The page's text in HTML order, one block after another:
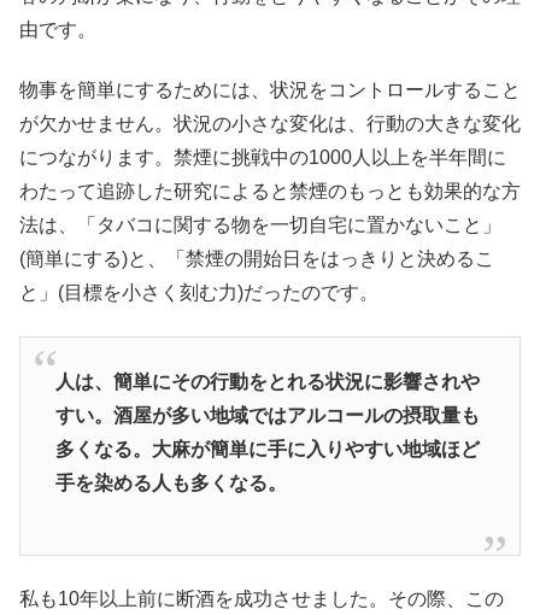
由です。
物事を簡単にするためには、状況をコントロールすること
が欠かせません。状況の小さな変化は、行動の大きな変化
につながります。禁煙に挑戦中の1000人以上を半年間に
わたって追跡した研究によると禁煙のもっとも効果的な方
法は、「 タバコに関する物を一切自宅に置かないこと」
(簡単にする)と、
「禁煙の開始日をはっきりと決めるこ
と」(目標を小さく刻む力)だったのです。
人は、 簡単にその行動をとれる状況に影響されや
すい。 酒屋が多い地域ではアルコールの摂取量も
多くなる。 大麻が簡単に手に入りやすい地域ほど
手を染める人も多くなる。
私も10年以上前に断酒を成功させました。その際、この